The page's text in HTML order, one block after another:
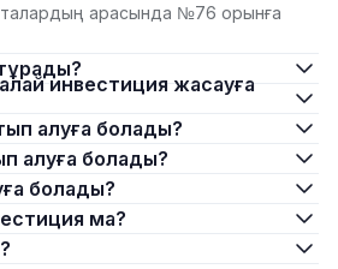
арасында №76 орынға
тұрады?
алуға болады?
алуға болады?
болады?
ма?